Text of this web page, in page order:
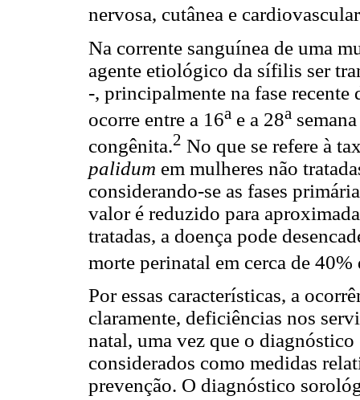
nervosa, cutânea e
Na corrente sanguínea de uma
agente etiológico da sífilis ser
-, principalmente na fase
ocorre entre a 16a e a 28a
congênita.2 No que se refere à
palidum em mulheres não
considerando-se as fases
valor é reduzido para
tratadas, a doença pode
morte perinatal em cerca de 40%
Por essas características, a
claramente, deficiências nos
natal, uma vez que o
considerados como medidas
prevenção. O diagnóstico